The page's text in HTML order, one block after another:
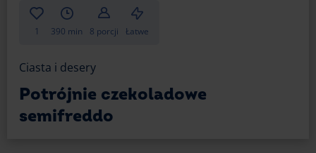
1 390 min 8 porcji Łatwe
Ciasta i desery
Potrójnie czekoladowe
semifreddo